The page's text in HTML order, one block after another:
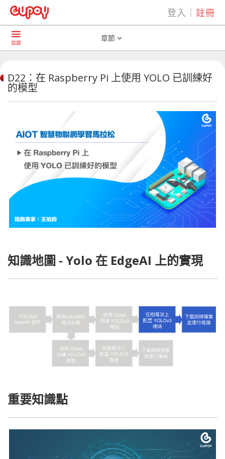
登入 ｜註冊
AI共學社群play_arrow D22：在 Raspberr ... 用 YOLO 已訓練好的模型
menu
目錄
章節 expand_more
D22：在 Raspberry Pi 上使用 YOLO 已訓練好
的模型
知識地圖 - Yolo 在 EdgeAI 上的實現
重要知識點